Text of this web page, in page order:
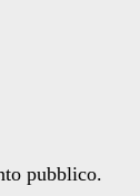
pubblico.